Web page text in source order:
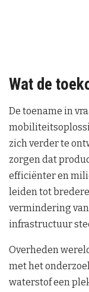
Wat de
De toename in
zich verder te
zorgen dat
efficiënter en
leiden tot
vermindering
infrastructuur
Overheden
met het
waterstof een